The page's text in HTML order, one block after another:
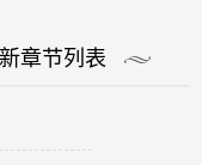
章节列表